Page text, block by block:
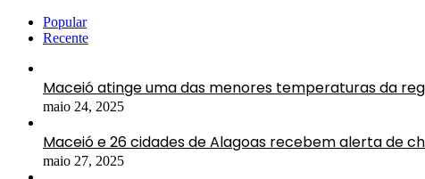
Popular
Recente
Maceió atinge uma das menores temperaturas da
maio 24, 2025
Maceió e 26 cidades de Alagoas recebem alerta de
maio 27, 2025